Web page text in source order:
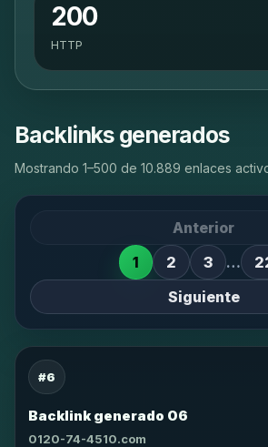
200
HTTP
Backlinks generados
Mostrando 1–500 de 10.889 enlaces
Anterior
1
2 3 …
Siguiente
#6
Backlink generado 06
0120-74-4510.com